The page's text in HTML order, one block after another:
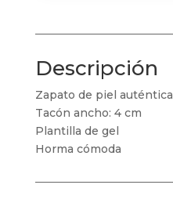
Descripción
Zapato de piel auténtica
Tacón ancho: 4 cm
Plantilla de gel
Horma cómoda